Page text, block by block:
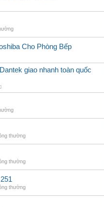
Cho Phòng Bếp
giao nhanh toàn quốc
thường
thường
thường